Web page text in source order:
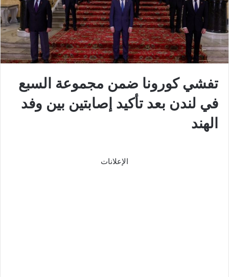
تفشي كورونا ضمن مجموعة السبع
في لندن بعد تأكيد إصابتين بين وفد
الهند
الإعلانات